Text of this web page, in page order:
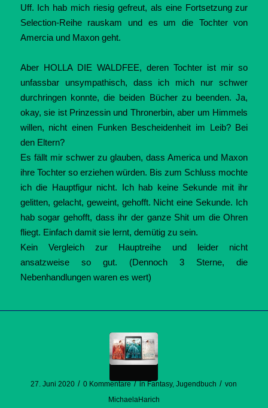
Uff. Ich hab mich riesig gefreut, als eine Fortsetzung zur
Selection-Reihe rauskam und es um die Tochter von
Amercia und Maxon geht.
Aber HOLLA DIE WALDFEE, deren Tochter ist mir so
unfassbar unsympathisch, dass ich mich nur schwer
durchringen konnte, die beiden Bücher zu beenden. Ja,
okay, sie ist Prinzessin und Thronerbin, aber um Himmels
willen, nicht einen Funken Bescheidenheit im Leib? Bei
den Eltern?
Es fällt mir schwer zu glauben, dass America und Maxon
ihre Tochter so erziehen würden. Bis zum Schluss mochte
ich die Hauptfigur nicht. Ich hab keine Sekunde mit ihr
gelitten, gelacht, geweint, gehofft. Nicht eine Sekunde. Ich
hab sogar gehofft, dass ihr der ganze Shit um die Ohren
fliegt. Einfach damit sie lernt, demütig zu sein.
Kein Vergleich zur Hauptreihe und leider nicht
ansatzweise so gut. (Dennoch 3 Sterne, die
Nebenhandlungen waren es wert)
27. Juni 2020 / 0 Kommentare / in Fantasy,Jugendbuch / von
MichaelaHarich